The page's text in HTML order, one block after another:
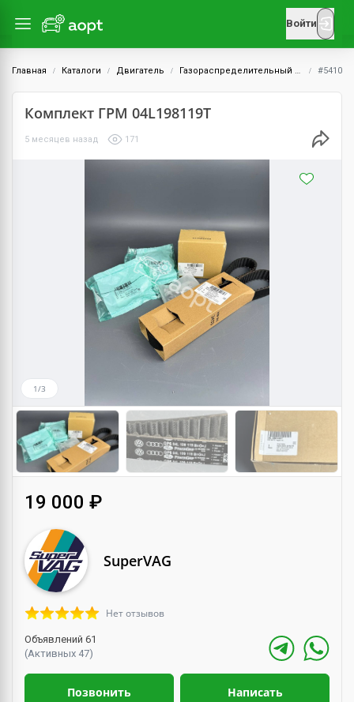
Войти
Главная Каталоги Двигатель Газораспределительный механизм (ГРМ) #5410
Комплект ГРМ 04L198119T
5 месяцев назад 171
1/3
19 000 ₽
SuperVAG
Нет отзывов
Объявлений 61
(Активных 47)
Позвонить Написать